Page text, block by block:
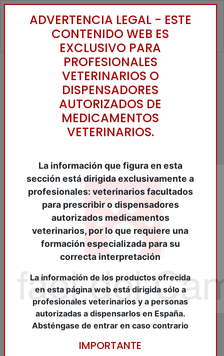
Catálogo/Nutraceuticos
Animales Compañia/ SISTEMA
INMUNOLÓGICO/IMPROMUNE 200
ADVERTENCIA LEGAL - ESTE
CONTENIDO WEB ES
EXCLUSIVO PARA
PROFESIONALES
VETERINARIOS O
DISPENSADORES
AUTORIZADOS DE
MEDICAMENTOS
VETERINARIOS.
La información que figura en esta
sección está dirigida exclusivamente a
profesionales: veterinarios facultados
para prescribir o dispensadores
autorizados medicamentos
veterinarios, por lo que requiere una
formación especializada para su
correcta interpretación
La información de los productos ofrecida
en esta página web está dirigida sólo a
profesionales veterinarios y a personas
autorizadas a dispensarlos en España.
Absténgase de entrar en caso contrario
IMPORTANTE